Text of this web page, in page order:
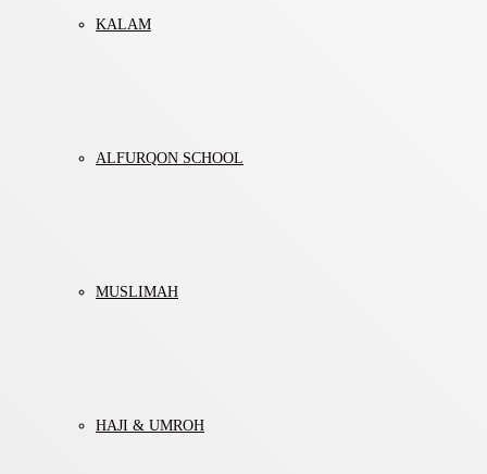
KALAM
ALFURQON SCHOOL
MUSLIMAH
HAJI & UMROH